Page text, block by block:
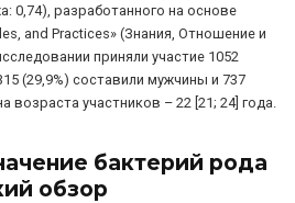
0,74), разработанного на основе
and Practices» (Знания, Отношение и
приняли участие 1052
(29,9%) составили мужчины и 737
участников – 22 [21; 24] года.
бактерий рода
обзор